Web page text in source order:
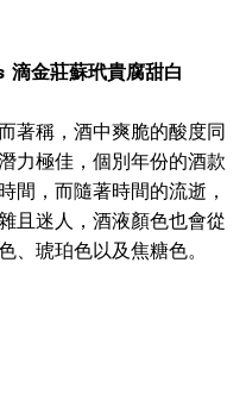
金莊蘇玳貴腐甜白
著稱，酒中爽脆的酸度同
力極佳，個別年份的酒款
間，而隨著時間的流逝，
且迷人，酒液顏色也會從
、琥珀色以及焦糖色。